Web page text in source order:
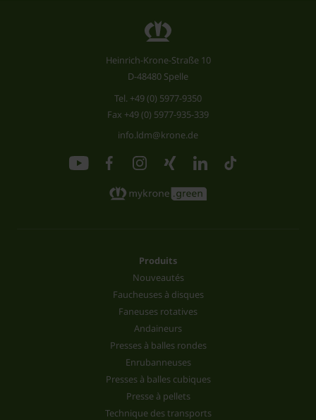
Heinrich-Krone-Straße 10
D-48480 Spelle
Tel. +49 (0) 5977-9350
Fax +49 (0) 5977-935-339
info.ldm@krone.de
Produits
Nouveautés
Faucheuses à disques
Faneuses rotatives
Andaineurs
Presses à balles rondes
Enrubanneuses
Presses à balles cubiques
Presse à pellets
Technique des transports